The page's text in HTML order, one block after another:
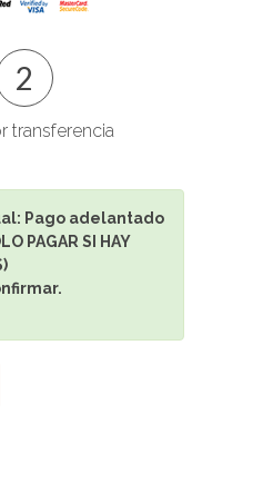
2
transferencia
Pago adelantado
PAGAR SI HAY